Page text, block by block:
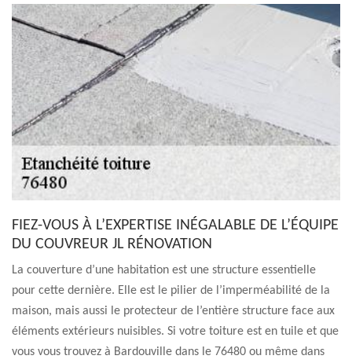
FIEZ-VOUS À L’EXPERTISE INÉGALABLE DE L’ÉQUIPE
DU COUVREUR JL RÉNOVATION
La couverture d’une habitation est une structure essentielle
pour cette dernière. Elle est le pilier de l’imperméabilité de la
maison, mais aussi le protecteur de l’entière structure face aux
éléments extérieurs nuisibles. Si votre toiture est en tuile et que
vous vous trouvez à Bardouville dans le 76480 ou même dans